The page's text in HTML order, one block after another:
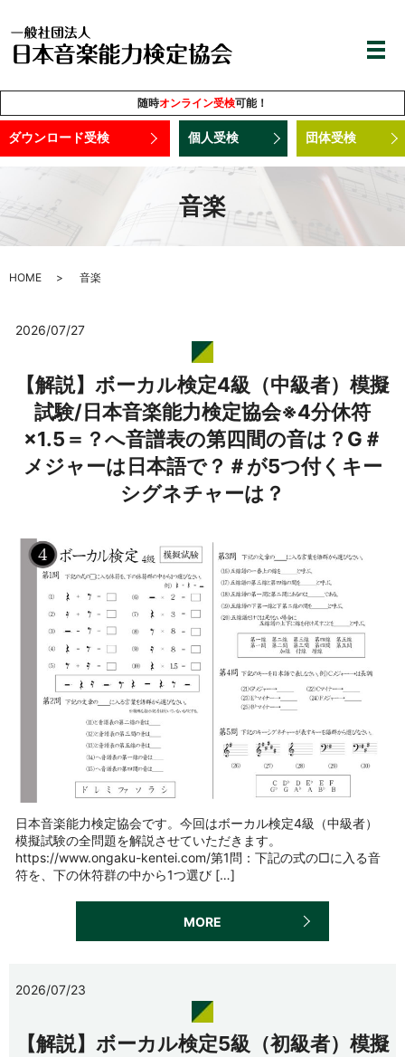
随時オンライン受検可能！
ダウンロード受検 個人受検 団体受検
音楽
HOME 音楽
2026/07/27
【解説】ボーカル検定4級（中級者）模擬
試験/日本音楽能力検定協会※4分休符
×1.5＝？へ音譜表の第四間の音は？G＃
メジャーは日本語で？＃が5つ付くキー
シグネチャーは？
日本音楽能力検定協会です。今回はボーカル検定4級（中級者）
模擬試験の全問題を解説させていただきます。
https://www.ongaku-kentei.com/第1問：下記の式の□に入る音
符を、下の休符群の中から1つ選び […]
MORE
2026/07/23
【解説】ボーカル検定5級（初級者）模擬